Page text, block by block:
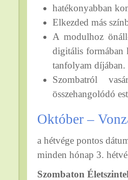
hatékonyabban
Elkezded más
A modulhoz
digitális formában
tanfolyam díjában.
Szombatról
összehangolódó
Október –
a hétvége pontos
minden hónap 3.
Szombaton